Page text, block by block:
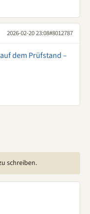
2026-02-20 23:08#8012787
dem Prüfstand –
schreiben.